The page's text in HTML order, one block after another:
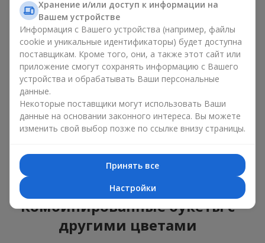
изящные сочетания с классическими розами;
яркие букеты с побегами нежной зелени.
Единственный нюанс: подсолнухи — сезонные цветы,
доступные для продажи только в период цветения.
Классический букет с
Классический букет с подсолнухами подчёркивает
природную форму и цветовую гамму яркого цветка.
композиции. Это универсальные летние композиции,
которые подходят как для торжественных событий, так и
просто как приятный подарок на каждый день.
Комбинированные букеты с
другими цветами
Хранение и/или доступ к информации на
Вашем устройстве
Информация с Вашего устройства (например, файлы
cookie и уникальные идентификаторы) будет доступна
поставщикам. Кроме того, они, а также этот сайт или
приложение смогут сохранять информацию с Вашего
устройства и обрабатывать Ваши персональные
данные.
Некоторые поставщики могут использовать Ваши
данные на основании законного интереса. Вы можете
изменить свой выбор позже по ссылке внизу страницы.
Принять все
Настройки